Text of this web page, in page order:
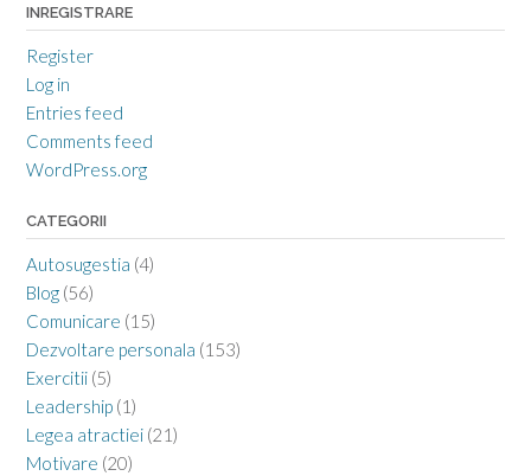
INREGISTRARE
Register
Log in
Entries feed
Comments feed
WordPress.org
CATEGORII
Autosugestia (4)
Blog (56)
Comunicare (15)
Dezvoltare personala (153)
Exercitii (5)
Leadership (1)
Legea atractiei (21)
Motivare (20)